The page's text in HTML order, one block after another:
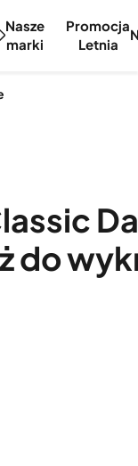
Nasze
marki
Promocja
Letnia
do